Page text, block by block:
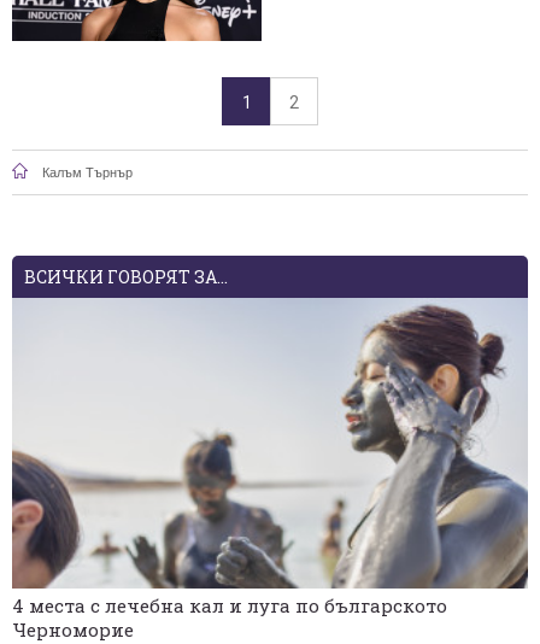
1 2
Калъм Търнър
ВСИЧКИ ГОВОРЯТ ЗА...
4 места с лечебна кал и луга по българското
Черноморие